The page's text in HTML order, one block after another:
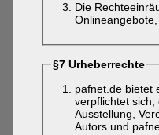
Die
§7 Urheberrechte
pafnet.de bietet
verpflichtet
Ausstellung,
Autors und